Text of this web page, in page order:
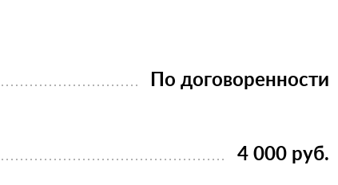
По договоренности
4 000 руб.